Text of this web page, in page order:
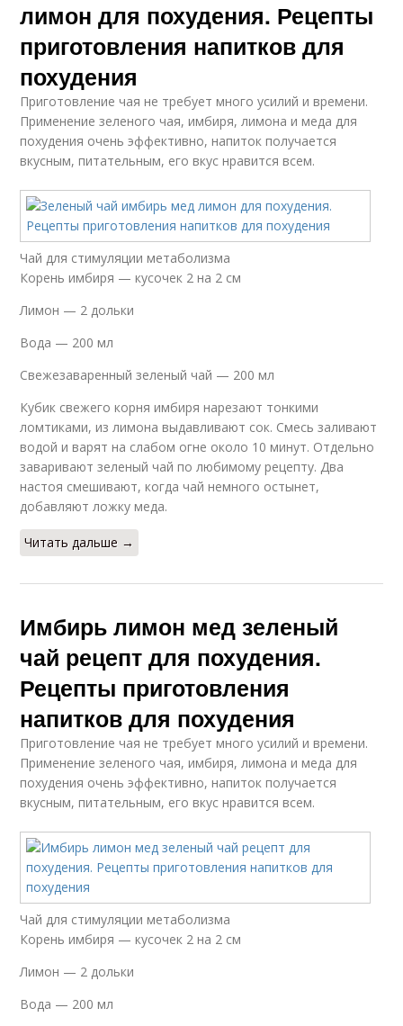
лимон для похудения. Рецепты
приготовления напитков для
похудения
Приготовление чая не требует много усилий и времени.
Применение зеленого чая, имбиря, лимона и меда для
похудения очень эффективно, напиток получается
вкусным, питательным, его вкус нравится всем.
Чай для стимуляции метаболизма
Корень имбиря — кусочек 2 на 2 см
Лимон — 2 дольки
Вода — 200 мл
Свежезаваренный зеленый чай — 200 мл
Кубик свежего корня имбиря нарезают тонкими
ломтиками, из лимона выдавливают сок. Смесь заливают
водой и варят на слабом огне около 10 минут. Отдельно
заваривают зеленый чай по любимому рецепту. Два
настоя смешивают, когда чай немного остынет,
добавляют ложку меда.
Читать дальше →
Имбирь лимон мед зеленый
чай рецепт для похудения.
Рецепты приготовления
напитков для похудения
Приготовление чая не требует много усилий и времени.
Применение зеленого чая, имбиря, лимона и меда для
похудения очень эффективно, напиток получается
вкусным, питательным, его вкус нравится всем.
Чай для стимуляции метаболизма
Корень имбиря — кусочек 2 на 2 см
Лимон — 2 дольки
Вода — 200 мл